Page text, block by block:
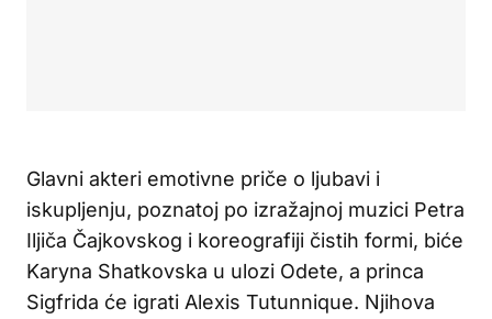
Glavni akteri emotivne priče o ljubavi i
iskupljenju, poznatoj po izražajnoj muzici Petra
Iljiča Čajkovskog i koreografiji čistih formi, biće
Karyna Shatkovska u ulozi Odete, a princa
Sigfrida će igrati Alexis Tutunnique. Njihova